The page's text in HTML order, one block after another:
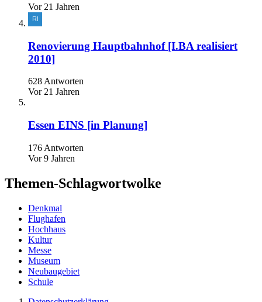
Vor 21 Jahren
Renovierung Hauptbahnhof [I.BA realisiert
2010]
628 Antworten
Vor 21 Jahren
Essen EINS [in Planung]
176 Antworten
Vor 9 Jahren
Themen-Schlagwortwolke
Denkmal
Flughafen
Hochhaus
Kultur
Messe
Museum
Neubaugebiet
Schule